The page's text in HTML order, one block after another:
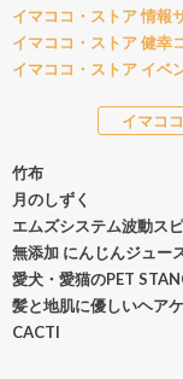
イマココ・ストア 情報
イマココ・ストア 健幸
イマココ・ストア イベ
イマコ
竹布
月のしずく
エムズシステム波動ス
無添加 にんじんジュー
愛犬・愛猫のPET
髪と地肌に優しいヘア
CACTI